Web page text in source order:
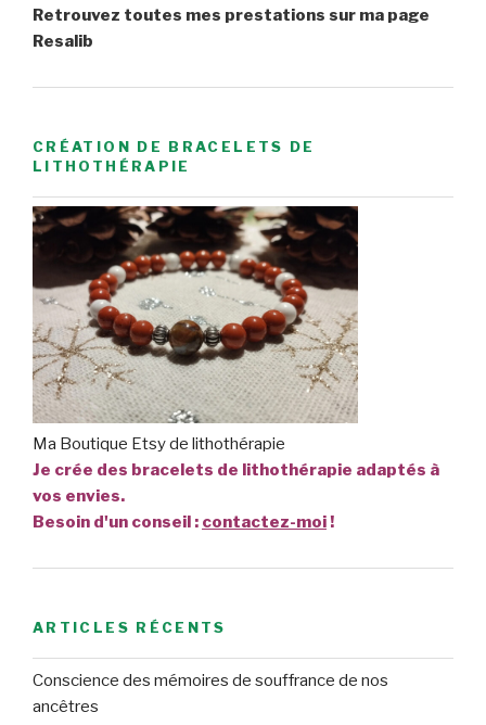
Retrouvez toutes mes prestations sur ma page
Resalib
CRÉATION DE BRACELETS DE
LITHOTHÉRAPIE
Ma Boutique Etsy de lithothérapie
Je crée des bracelets de lithothérapie adaptés à
vos envies.
Besoin d'un conseil : contactez-moi!
ARTICLES RÉCENTS
Conscience des mémoires de souffrance de nos
ancêtres